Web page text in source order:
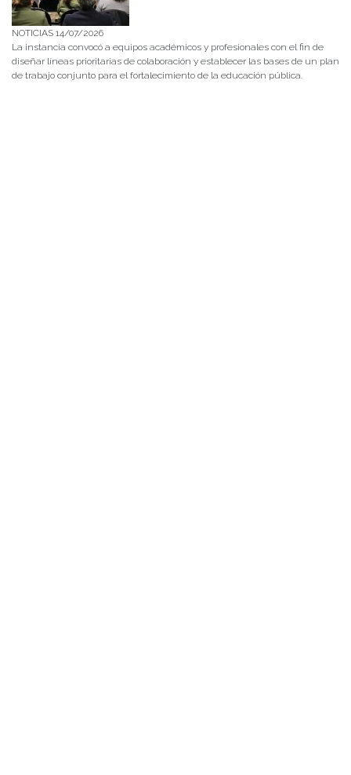
NOTICIAS 14/07/2026
La instancia convocó a equipos académicos y profesionales con el fin de
diseñar líneas prioritarias de colaboración y establecer las bases de un plan
de trabajo conjunto para el fortalecimiento de la educación pública.